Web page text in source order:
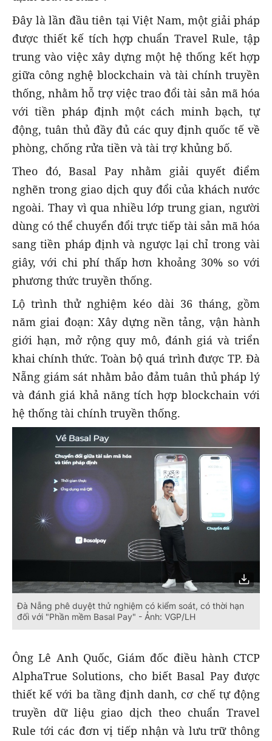
Đây là lần đầu tiên tại Việt Nam, một giải pháp
được thiết kế tích hợp chuẩn Travel Rule, tập
trung vào việc xây dựng một hệ thống kết hợp
giữa công nghệ blockchain và tài chính truyền
thống, nhằm hỗ trợ việc trao đổi tài sản mã hóa
với tiền pháp định một cách minh bạch, tự
động, tuân thủ đầy đủ các quy định quốc tế về
phòng, chống rửa tiền và tài trợ khủng bố.
Theo đó, Basal Pay nhằm giải quyết điểm
nghẽn trong giao dịch quy đổi của khách nước
ngoài. Thay vì qua nhiều lớp trung gian, người
dùng có thể chuyển đổi trực tiếp tài sản mã hóa
sang tiền pháp định và ngược lại chỉ trong vài
giây, với chi phí thấp hơn khoảng 30% so với
phương thức truyền thống.
Lộ trình thử nghiệm kéo dài 36 tháng, gồm
năm giai đoạn: Xây dựng nền tảng, vận hành
giới hạn, mở rộng quy mô, đánh giá và triển
khai chính thức. Toàn bộ quá trình được TP. Đà
Nẵng giám sát nhằm bảo đảm tuân thủ pháp lý
và đánh giá khả năng tích hợp blockchain với
hệ thống tài chính truyền thống.
Đà Nẵng phê duyệt thử nghiệm có kiểm soát, có thời hạn
đối với "Phần mềm Basal Pay" - Ảnh: VGP/LH
Ông Lê Anh Quốc, Giám đốc điều hành CTCP
AlphaTrue Solutions, cho biết Basal Pay được
thiết kế với ba tầng định danh, cơ chế tự động
truyền dữ liệu giao dịch theo chuẩn Travel
Rule tới các đơn vị tiếp nhận và lưu trữ thông